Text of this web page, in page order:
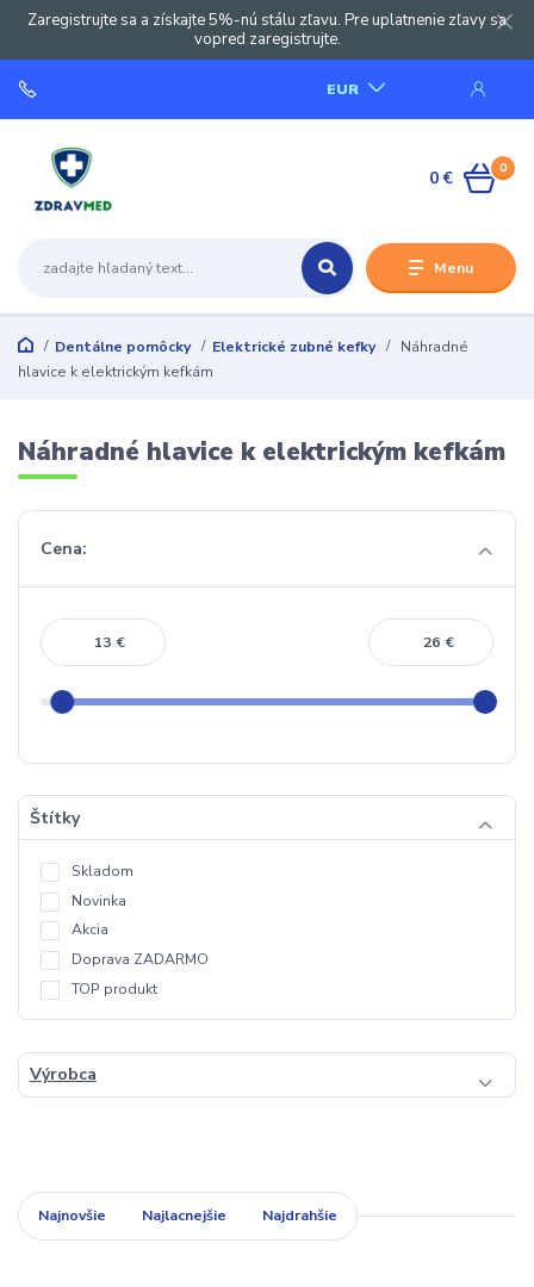
Zaregistrujte sa a získajte 5%-nú stálu zľavu. Pre uplatnenie zľavy sa
vopred zaregistrujte.
Menu
EUR
0
0 €
Dentálne pomôcky Elektrické zubné kefky
Náhradné
hlavice k elektrickým kefkám
Náhradné hlavice k elektrickým kefkám
Cena:
€ €
Štítky
Skladom
Novinka
Akcia
Doprava ZADARMO
TOP produkt
Výrobca
Najnovšie Najlacnejšie Najdrahšie